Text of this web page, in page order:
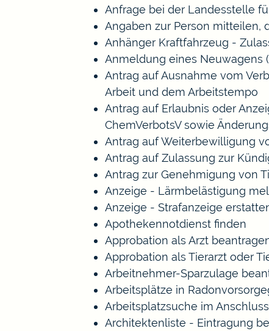
Anfrage bei der Landesstelle
Angaben zur Person mitteilen,
Anhänger Kraftfahrzeug -
Anmeldung eines Neuwagens
Antrag auf Ausnahme vom
Arbeit und dem Arbeitstempo
Antrag auf Erlaubnis oder
ChemVerbotsV sowie
Antrag auf Weiterbewilligung
Antrag auf Zulassung zur
Antrag zur Genehmigung von
Anzeige - Lärmbelästigung
Anzeige - Strafanzeige
Apothekennotdienst finden
Approbation als Arzt
Approbation als Tierarzt oder
Arbeitnehmer-Sparzulage
Arbeitsplätze in
Arbeitsplatzsuche im
Architektenliste - Eintragung